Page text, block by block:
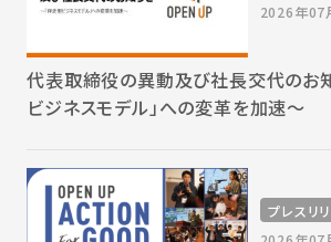
2026年07
代表取締役の異動及び社長交代のお
ビジネスモデル」への変革を加速〜
プレスリ